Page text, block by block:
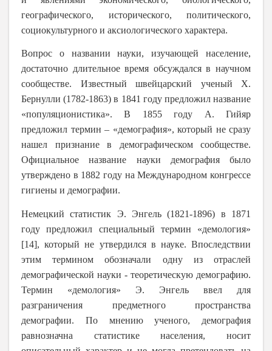
географического, исторического, политического,
социокультурного и аксиологического характера.
Вопрос о названии науки, изучающей население,
достаточно длительное время обсуждался в научном
сообществе. Известный швейцарский ученый Х.
Бернулли (1782-1863) в 1841 году предложил название
«популяционистика». В 1855 году А. Гийяр
предложил термин – «демография», который не сразу
нашел признание в демографическом сообществе.
Официальное название науки демография было
утверждено в 1882 году на Международном конгрессе
гигиены и демографии.
Немецкий статистик Э. Энгель (1821-1896) в 1871
году предложил специальный термин «демология»
[14], который не утвердился в науке. Впоследствии
этим термином обозначали одну из отраслей
демографической науки - теоретическую демографию.
Термин «демология» Э. Энгель ввел для
разграничения предметного пространства
демографии. По мнению ученого, демография
равнозначна статистике населения, носит